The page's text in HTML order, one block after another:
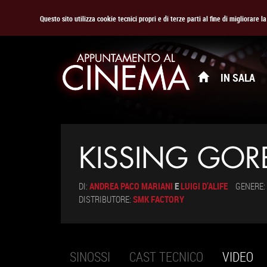
Questo sito utilizza cookie tecnici propri e di terze parti al fine di migliorare
IN SALA
KISSING
DI: ANDREA PACO MARIANI ELUIGI D’ALIFE
GENERE:
DISTRIBUTORE: SMK FACTORY
SINOSSI CAST TECNICO VIDEO